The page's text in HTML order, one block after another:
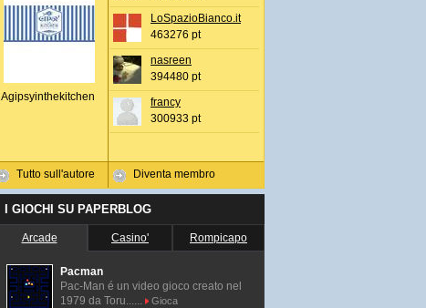
Agipsyinthekitchen
Tutto sull'autore
LoSpazioBianco.it
463276 pt
nasreen
394480 pt
francy
300933 pt
Diventa membro
I GIOCHI SU PAPERBLOG
Arcade Casino' Rompicapo
Pacman
Pac-Man é un video gioco creato nel
1979 da Toru......
Gioca